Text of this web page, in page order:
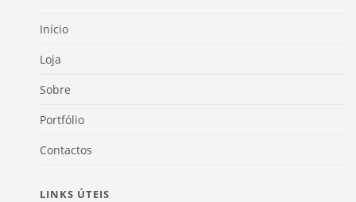
Início
Loja
Sobre
Portfólio
Contactos
LINKS ÚTEIS